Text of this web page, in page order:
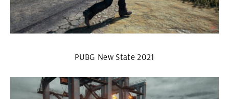
PUBG New State 2021